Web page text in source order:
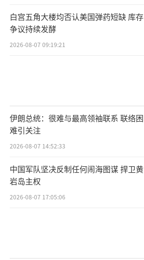
白宫五角大楼均否认美国弹药短缺 库存
争议持续发酵
2026-08-07 09:19:21
伊朗总统：很难与最高领袖联系 联络困
难引关注
2026-08-07 14:52:33
中国军队坚决反制任何闹海图谋 捍卫黄
岩岛主权
2026-08-07 17:05:06